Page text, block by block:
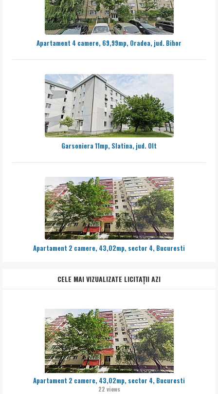
Apartament 4 camere, 69,99mp, Oradea, jud. Bihor
Garsoniera 11mp, Slatina, jud. Olt
Apartament 2 camere, 43,02mp, sector 4, Bucuresti
CELE MAI VIZUALIZATE LICITAȚII AZI
Apartament 2 camere, 43,02mp, sector 4, Bucuresti
22 views